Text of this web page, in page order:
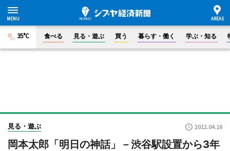
35°C 食べる 見る・遊ぶ 買う 暮らす・働く 学ぶ・知る
見る・遊ぶ 2012.04.16
岡本太郎「明日の神話」－渋谷駅設置から3年